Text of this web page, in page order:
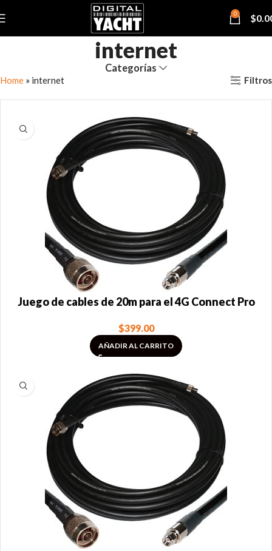
0 $
internet
Categorías
Home » internet Filtros
Juego de cables de 20m para el 4G Connect Pro
$399.00
AÑADIR AL CARRITO